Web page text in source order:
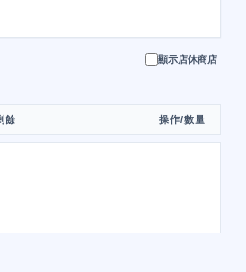
顯示店休商店
餘 操作/數量